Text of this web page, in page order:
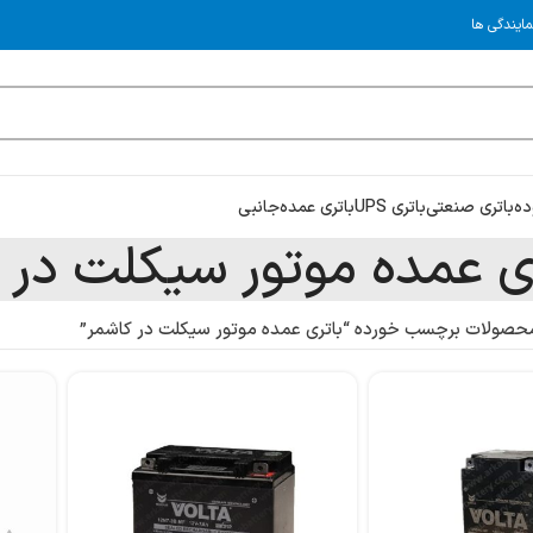
ها
باتری صنعتیباتری UPS باتری عمدهجانبی
عمده موتور سیکلت
برچسب خورده “باتری عمده موتور سیکلت در کاشمر”